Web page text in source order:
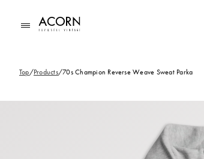
進む
Top/Products/70s Champion Reverse Weave Sweat Parka